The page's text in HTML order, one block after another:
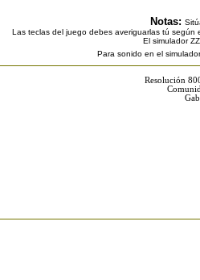
Notas:
Las teclas del juego debes averiguarlas tú
El simulador
Para sonido en el
Resolución